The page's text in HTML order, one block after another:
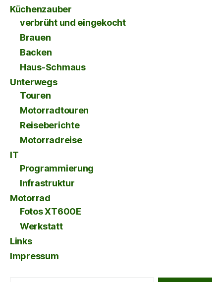
Küchenzauber
verbrüht und eingekocht
Brauen
Backen
Haus-Schmaus
Unterwegs
Touren
Motorradtouren
Reiseberichte
Motorradreise
IT
Programmierung
Infrastruktur
Motorrad
Fotos XT600E
Werkstatt
Links
Impressum